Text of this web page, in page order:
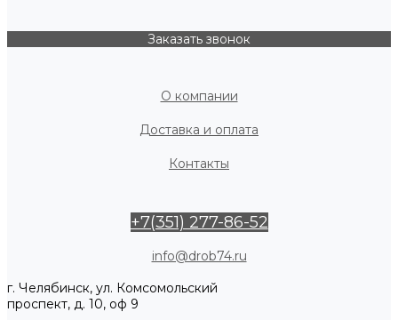
Заказать звонок
О компании
Доставка и оплата
Контакты
+7(351) 277-86-52
info@drob74.ru
г. Челябинск, ул. Комсомольский
проспект, д. 10, оф 9